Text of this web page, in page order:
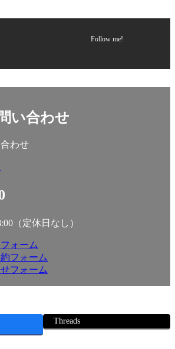
Follow me!
い合わせ
わせ
（定休日なし）
ォーム
フォーム
フォーム
Threads